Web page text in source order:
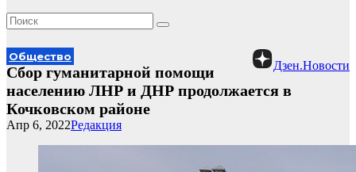
Дзен.Новости
Общество
Сбор гуманитарной помощи
населению ЛНР и ДНР продолжается в
Кочковском районе
Редакция
Апр 6, 2022